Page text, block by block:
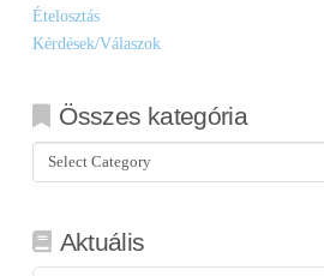
Ételosztás
Kérdések/Válaszok
Összes kategória
Összes
kategória
Aktuális